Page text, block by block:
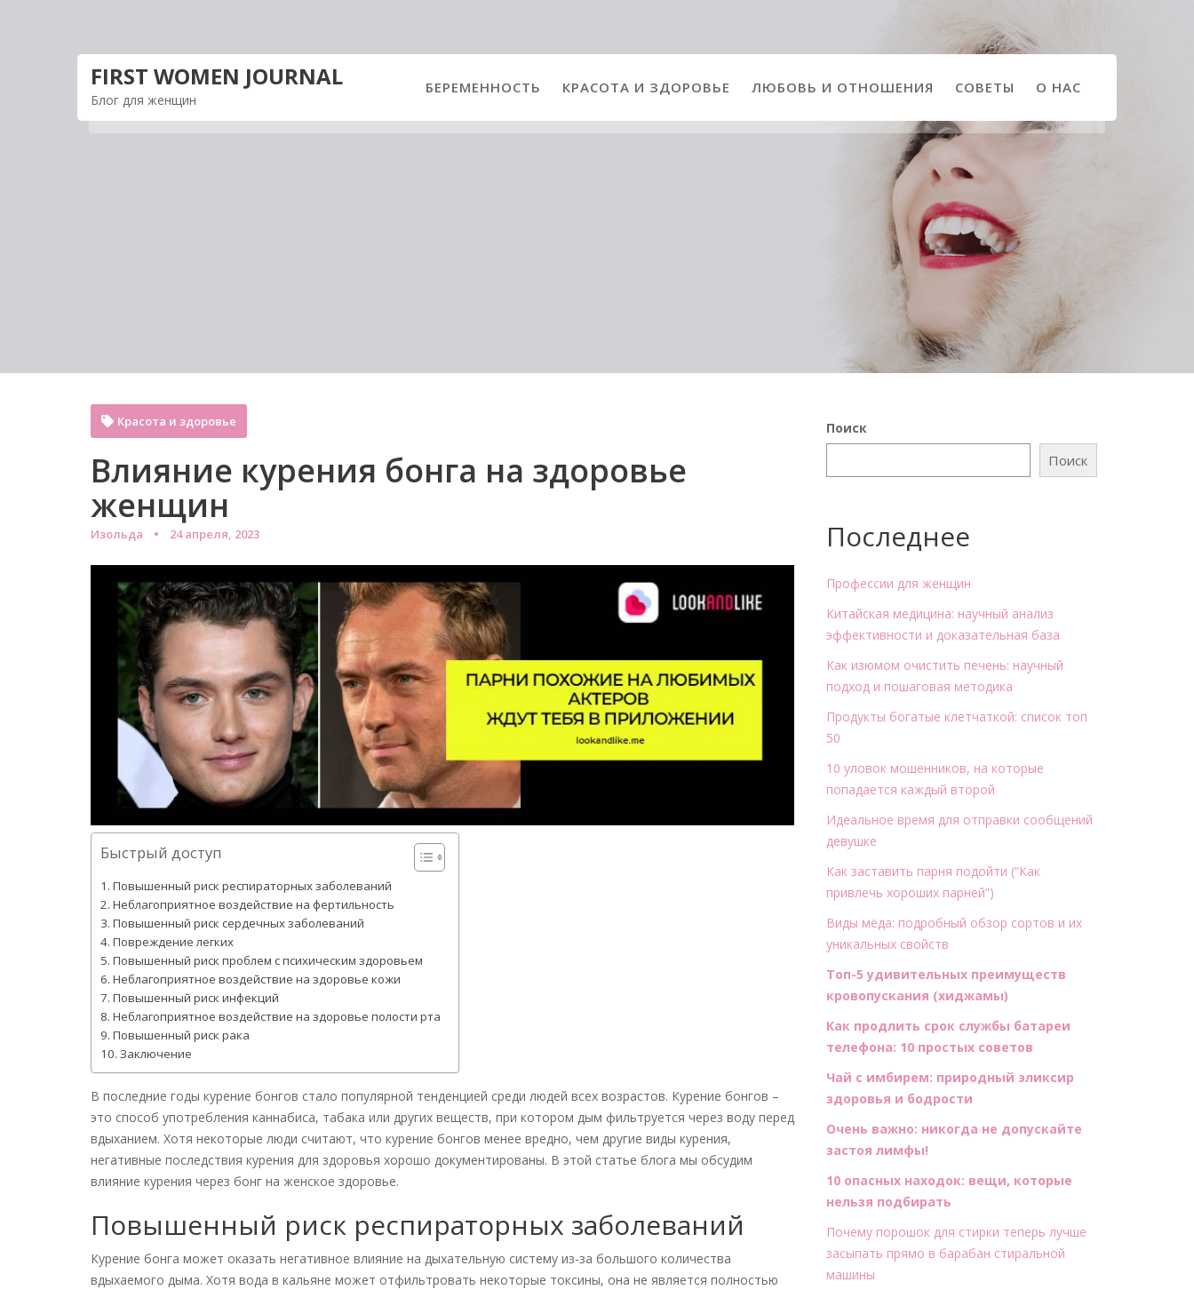
содержимому
FIRST WOMEN JOURNAL
Блог для женщин
БЕРЕМЕННОСТЬ КРАСОТА И ЗДОРОВЬЕ ЛЮБОВЬ И ОТНОШЕНИЯ СОВЕТЫ О НАС
Влияние курения бонга на здоровье
женщин
Изольда 24 апреля, 2023
Красота и здоровье
Быстрый доступ
Повышенный риск респираторных заболеваний
Неблагоприятное воздействие на фертильность
Повышенный риск сердечных заболеваний
Повреждение легких
Повышенный риск проблем с психическим здоровьем
Неблагоприятное воздействие на здоровье кожи
Повышенный риск инфекций
Неблагоприятное воздействие на здоровье полости рта
Повышенный риск рака
Заключение
В последние годы курение бонгов стало популярной тенденцией среди людей всех возрастов. Курение бонгов –
это способ употребления каннабиса, табака или других веществ, при котором дым фильтруется через воду перед
вдыханием. Хотя некоторые люди считают, что курение бонгов менее вредно, чем другие виды курения,
негативные последствия курения для здоровья хорошо документированы. В этой статье блога мы обсудим
влияние курения через бонг на женское здоровье.
Повышенный риск респираторных заболеваний
Курение бонга может оказать негативное влияние на дыхательную систему из-за большого количества
вдыхаемого дыма. Хотя вода в кальяне может отфильтровать некоторые токсины, она не является полностью
Поиск
Поиск
Последнее
Профессии для женщин
Китайская медицина: научный анализ
эффективности и доказательная база
Как изюмом очистить печень: научный
подход и пошаговая методика
Продукты богатые клетчаткой: список топ
50
10 уловок мошенников, на которые
попадается каждый второй
Идеальное время для отправки сообщений
девушке
Как заставить парня подойти (“Как
привлечь хороших парней”)
Виды мёда: подробный обзор сортов и их
уникальных свойств
Топ-5 удивительных преимуществ
кровопускания (хиджамы)
Как продлить срок службы батареи
телефона: 10 простых советов
Чай с имбирем: природный эликсир
здоровья и бодрости
Очень важно: никогда не допускайте
застоя лимфы!
10 опасных находок: вещи, которые
нельзя подбирать
Почему порошок для стирки теперь лучше
засыпать прямо в барабан стиральной
машины